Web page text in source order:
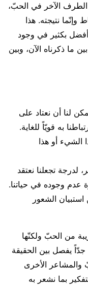
الطرف الآخر في الحبّ،
وإنّما نتيجته. هذا
أفضل بكثير في وجود
ما ذكرناه الآن، وبين
لنا أن نعتاد على
به قويّاً للغاية.
الشيء أو هذا
تجعلنا نعتقد
عدم وجوده في حياتنا.
استبيان الشعور
من الحبّ ولكنّها
يفصل بين الحقيقة
والمشاعر الأخرى
بما نشعر به